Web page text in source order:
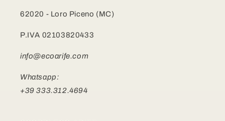
62020 - Loro Piceno (MC)
P.IVA 02103820433
info@ecoarife.com
Whatsapp:
+39 333.312.4694